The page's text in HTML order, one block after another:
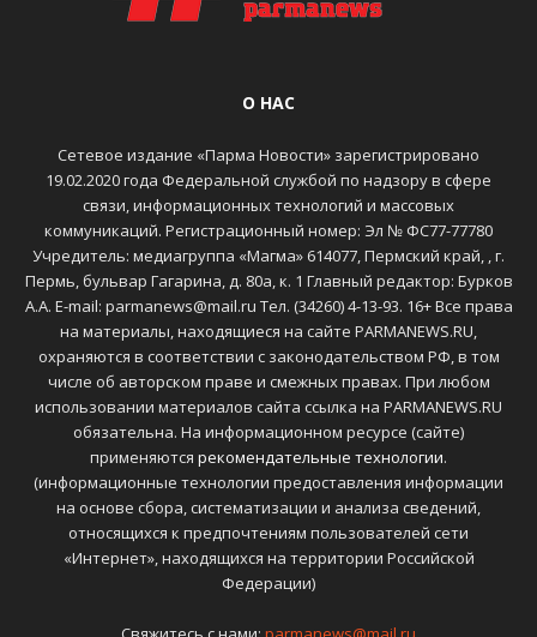
О НАС
Сетевое издание «Парма Новости» зарегистрировано
19.02.2020 года Федеральной службой по надзору в сфере
связи, информационных технологий и массовых
коммуникаций. Регистрационный номер: Эл № ФС77-77780
Учредитель: медиагруппа «Магма» 614077, Пермский край, , г.
Пермь, бульвар Гагарина, д. 80а, к. 1 Главный редактор: Бурков
А.А. E-mail: parmanews@mail.ru Тел. (34260) 4-13-93. 16+ Все права
на материалы, находящиеся на сайте PARMANEWS.RU,
охраняются в соответствии с законодательством РФ, в том
числе об авторском праве и смежных правах. При любом
использовании материалов сайта ссылка на PARMANEWS.RU
обязательна. На информационном ресурсе (сайте)
применяются рекомендательные технологии.
(информационные технологии предоставления информации
на основе сбора, систематизации и анализа сведений,
относящихся к предпочтениям пользователей сети
«Интернет», находящихся на территории Российской
Федерации)